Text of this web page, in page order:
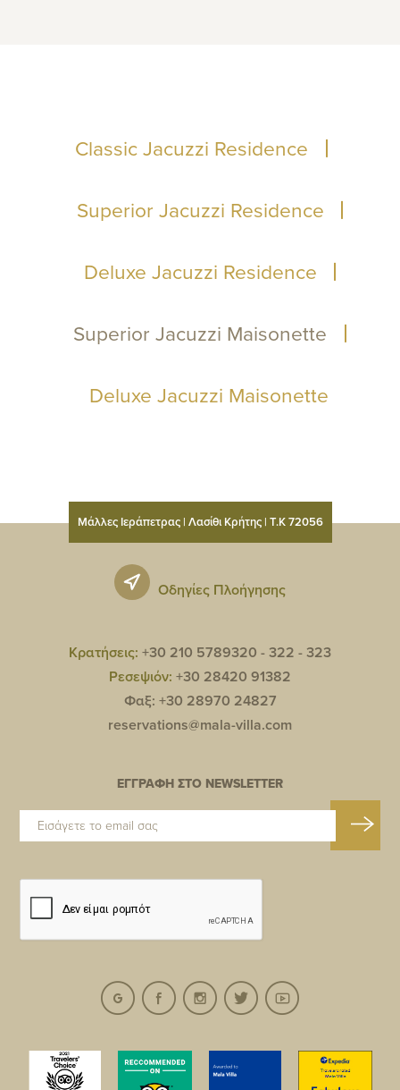
Classic Jacuzzi Residence
Superior Jacuzzi Residence
Deluxe Jacuzzi Residence
Superior Jacuzzi Maisonette
Deluxe Jacuzzi Maisonette
Μάλλες Ιεράπετρας | Λασίθι Κρήτης | Τ.Κ 72056
Οδηγίες Πλοήγησης
Κρατήσεις: +30 210 5789320 -322 -323
Ρεσεψιόν: +30 28420 91382
Φαξ: +30 28970 24827
reservations@mala-villa.com
ΕΓΓΡΑΦΗ ΣΤΟ NEWSLETTER